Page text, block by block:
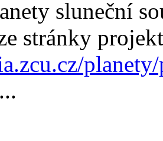
sluneční
stránky